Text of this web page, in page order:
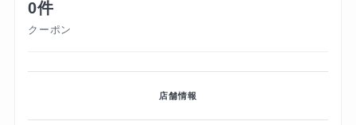
0件
クーポン
店舗情報